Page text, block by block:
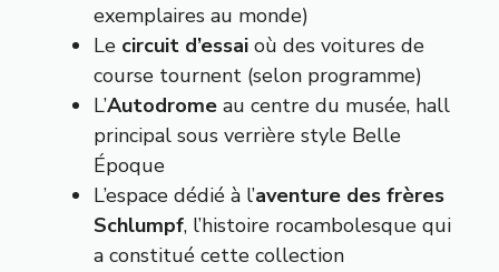
exemplaires au monde)
Le circuit d’essai où des voitures de
course tournent (selon programme)
L’Autodrome au centre du musée, hall
principal sous verrière style Belle
Époque
L’espace dédié à l’aventure des frères
Schlumpf, l’histoire rocambolesque qui
a constitué cette collection